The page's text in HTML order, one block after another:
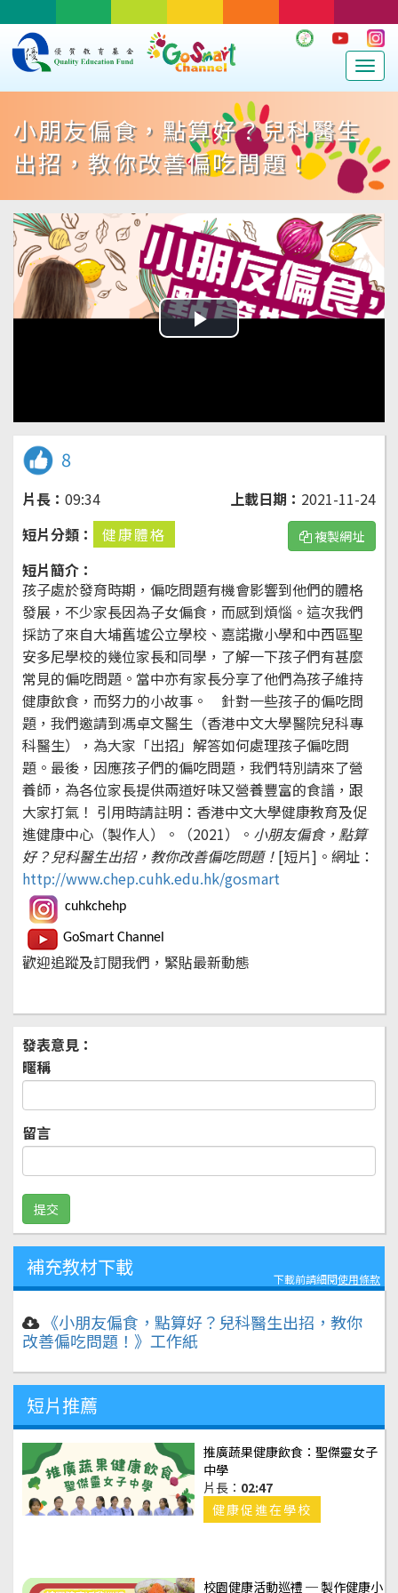
小朋友偏食，點算好？兒科醫生
出招，教你改善偏吃問題！
Play
8
片長： 09:34 上載日期： 2021-11-24
短片分類：
健康體格 複製網址
短片簡介：
孩子處於發育時期，偏吃問題有機會影響到他們的體格
發展，不少家長因為子女偏食，而感到煩惱。這次我們
採訪了來自大埔舊墟公立學校、嘉諾撒小學和中西區聖
安多尼學校的幾位家長和同學，了解一下孩子們有甚麼
常見的偏吃問題。當中亦有家長分享了他們為孩子維持
健康飲食，而努力的小故事。 針對一些孩子的偏吃問
題，我們邀請到馮卓文醫生（香港中文大學醫院兒科專
科醫生），為大家「出招」解答如何處理孩子偏吃問
題。最後，因應孩子們的偏吃問題，我們特別請來了營
養師，為各位家長提供兩道好味又營養豐富的食譜，跟
大家打氣！ 引用時請註明：香港中文大學健康教育及促
進健康中心（製作人）。（2021）。 小朋友偏食，點算
好？兒科醫生出招，教你改善偏吃問題！ [短片]。網址：
http://www.chep.cuhk.edu.hk/gosmart
cuhkchehp
GoSmart Channel
歡迎追蹤及訂閱我們，緊貼最新動態
發表意見：
暱稱
留言
補充教材下載 下載前請細閱使用條款
《小朋友偏食，點算好？兒科醫生出招，教你
改善偏吃問題！》工作紙
短片推薦
推廣蔬果健康飲食：聖傑靈女子
中學
片長： 02:47
健康促進在學校
校園健康活動巡禮 ─ 製作健康小